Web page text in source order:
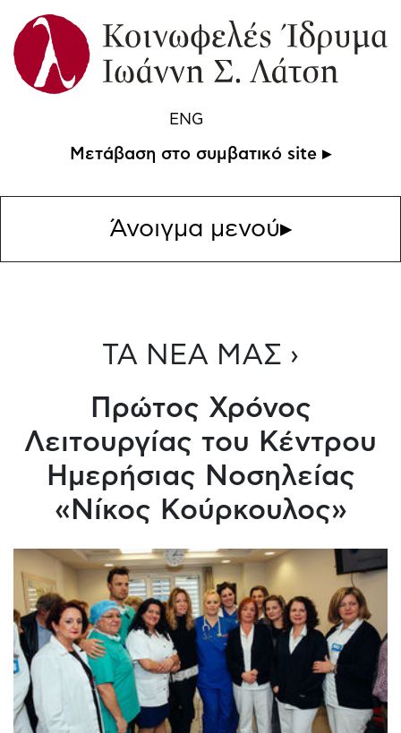
ENG
Μετάβαση στο συμβατικό site ▸
Άνοιγμα μενού▸
ΤΑ ΝΕΑ ΜΑΣ ›
Πρώτος Χρόνος
Λειτουργίας του Κέντρου
Ημερήσιας Νοσηλείας
«Νίκος Κούρκουλος»